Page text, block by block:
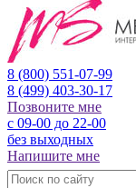
8 (800) 551-07-99
8 (499) 403-30-17
Позвоните мне
с 09-00 до 22-00
без выходных
Напишите мне